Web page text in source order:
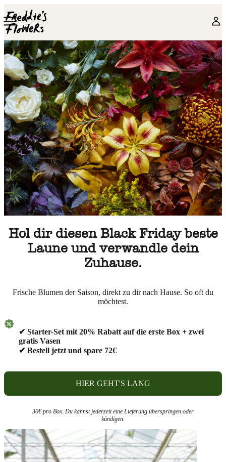
Skip to main content
Hol dir diesen Black Friday beste
Laune und verwandle dein
Zuhause.
Frische Blumen der Saison, direkt zu dir nach Hause. So oft du
möchtest.
✔ Starter-Set mit 20% Rabatt auf die erste Box + zwei
gratis Vasen
✔ Bestell jetzt und spare 72€
HIER GEHT'S LANG
30€ pro Box. Du kannst jederzeit eine Lieferung überspringen oder
kündigen.